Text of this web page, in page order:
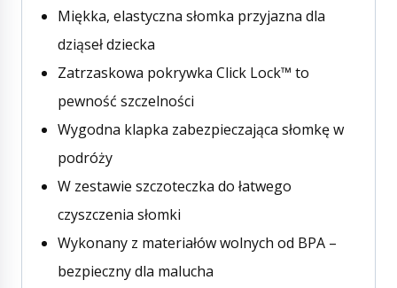
Miękka, elastyczna słomka przyjazna dla
dziąseł dziecka
Zatrzaskowa pokrywka Click Lock™ to
pewność szczelności
Wygodna klapka zabezpieczająca słomkę w
podróży
W zestawie szczoteczka do łatwego
czyszczenia słomki
Wykonany z materiałów wolnych od BPA –
bezpieczny dla malucha